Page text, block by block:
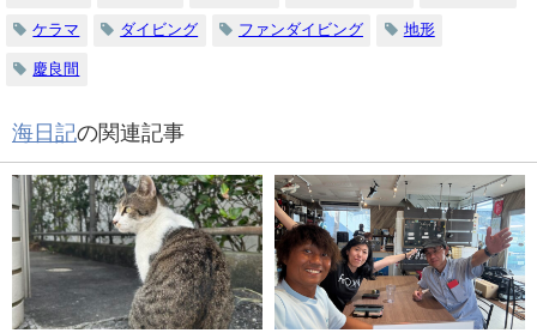
ケラマ ダイビング ファンダイビング 地形
慶良間
海日記の関連記事